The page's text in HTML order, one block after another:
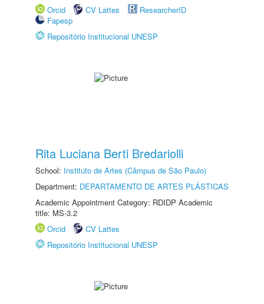
Orcid
CV Lattes
ResearcherID
Fapesp
Repositório Institucional UNESP
Rita Luciana Berti Bredariolli
School: Instituto de Artes (Câmpus de São Paulo)
Department: DEPARTAMENTO DE ARTES PLÁSTICAS
Academic Appointment Category: RDIDP Academic
title: MS-3.2
Orcid
CV Lattes
Repositório Institucional UNESP